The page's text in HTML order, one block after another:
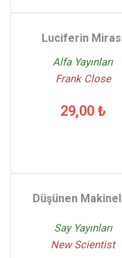
Luciferin
Alfa Yayınları
Frank Close
29,00 ₺
Düşünen
Say Yayınları
New Scientist